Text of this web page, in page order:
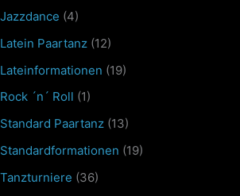
Jazzdance (4)
Latein Paartanz (12)
Lateinformationen (19)
Rock ´n´ Roll (1)
Standard Paartanz (13)
Standardformationen (19)
Tanzturniere (36)